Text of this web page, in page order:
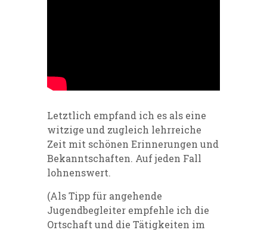
Letztlich empfand ich es als eine
witzige und zugleich lehrreiche
Zeit mit schönen Erinnerungen und
Bekanntschaften. Auf jeden Fall
lohnenswert.
(AlsTipp für angehende
Jugendbegleiter empfehle ich die
Ortschaft und die Tätigkeiten im